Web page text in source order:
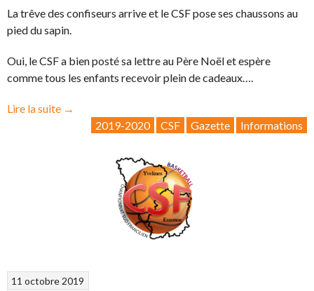
La trêve des confiseurs arrive et le CSF pose ses chaussons au
pied du sapin.
Oui, le CSF a bien posté sa lettre au Père Noël et espère
comme tous les enfants recevoir plein de cadeaux….
Lire la suite « La
gazette
→
2019-2020
CSF Gazette Informations
11 octobre 2019